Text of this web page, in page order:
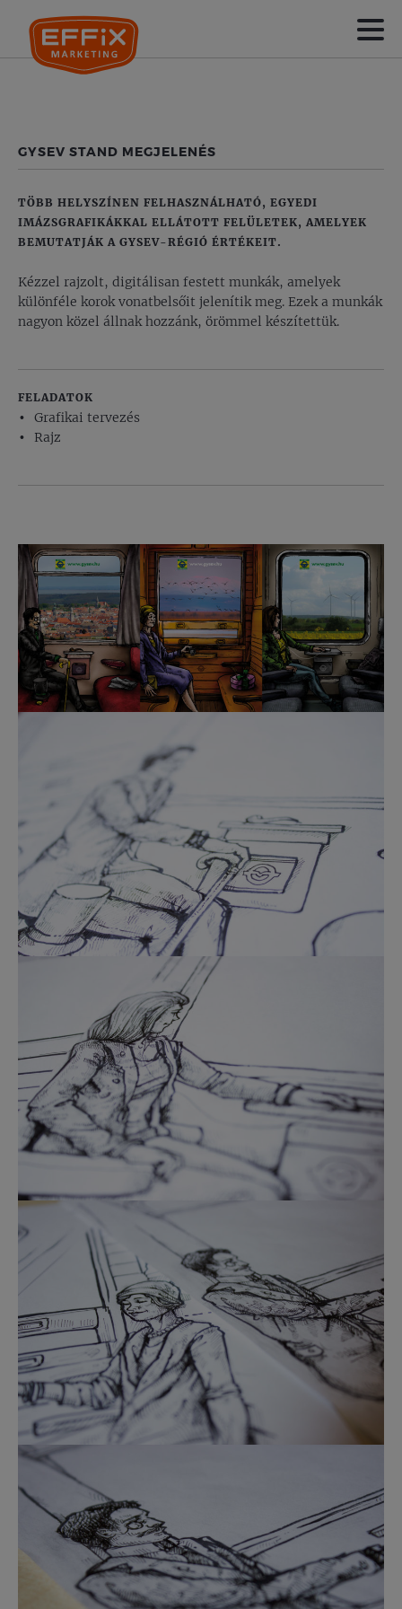
GYSEV STAND MEGJELENÉS
TÖBB HELYSZÍNEN FELHASZNÁLHATÓ, EGYEDI
IMÁZSGRAFIKÁKKAL ELLÁTOTT FELÜLETEK, AMELYEK
BEMUTATJÁK A GYSEV-RÉGIÓ ÉRTÉKEIT.
Kézzel rajzolt, digitálisan festett munkák, amelyek
különféle korok vonatbelsőit jelenítik meg. Ezek a munkák
nagyon közel állnak hozzánk, örömmel készítettük.
FELADATOK
Grafikai tervezés
Rajz